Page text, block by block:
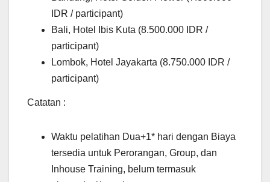
IDR / participant)
Bali, Hotel Ibis Kuta (8.500.000 IDR /
participant)
Lombok, Hotel Jayakarta (8.750.000 IDR /
participant)
Catatan :
Waktu pelatihan Dua+1* hari dengan Biaya
tersedia untuk Perorangan, Group, dan
Inhouse Training, belum termasuk